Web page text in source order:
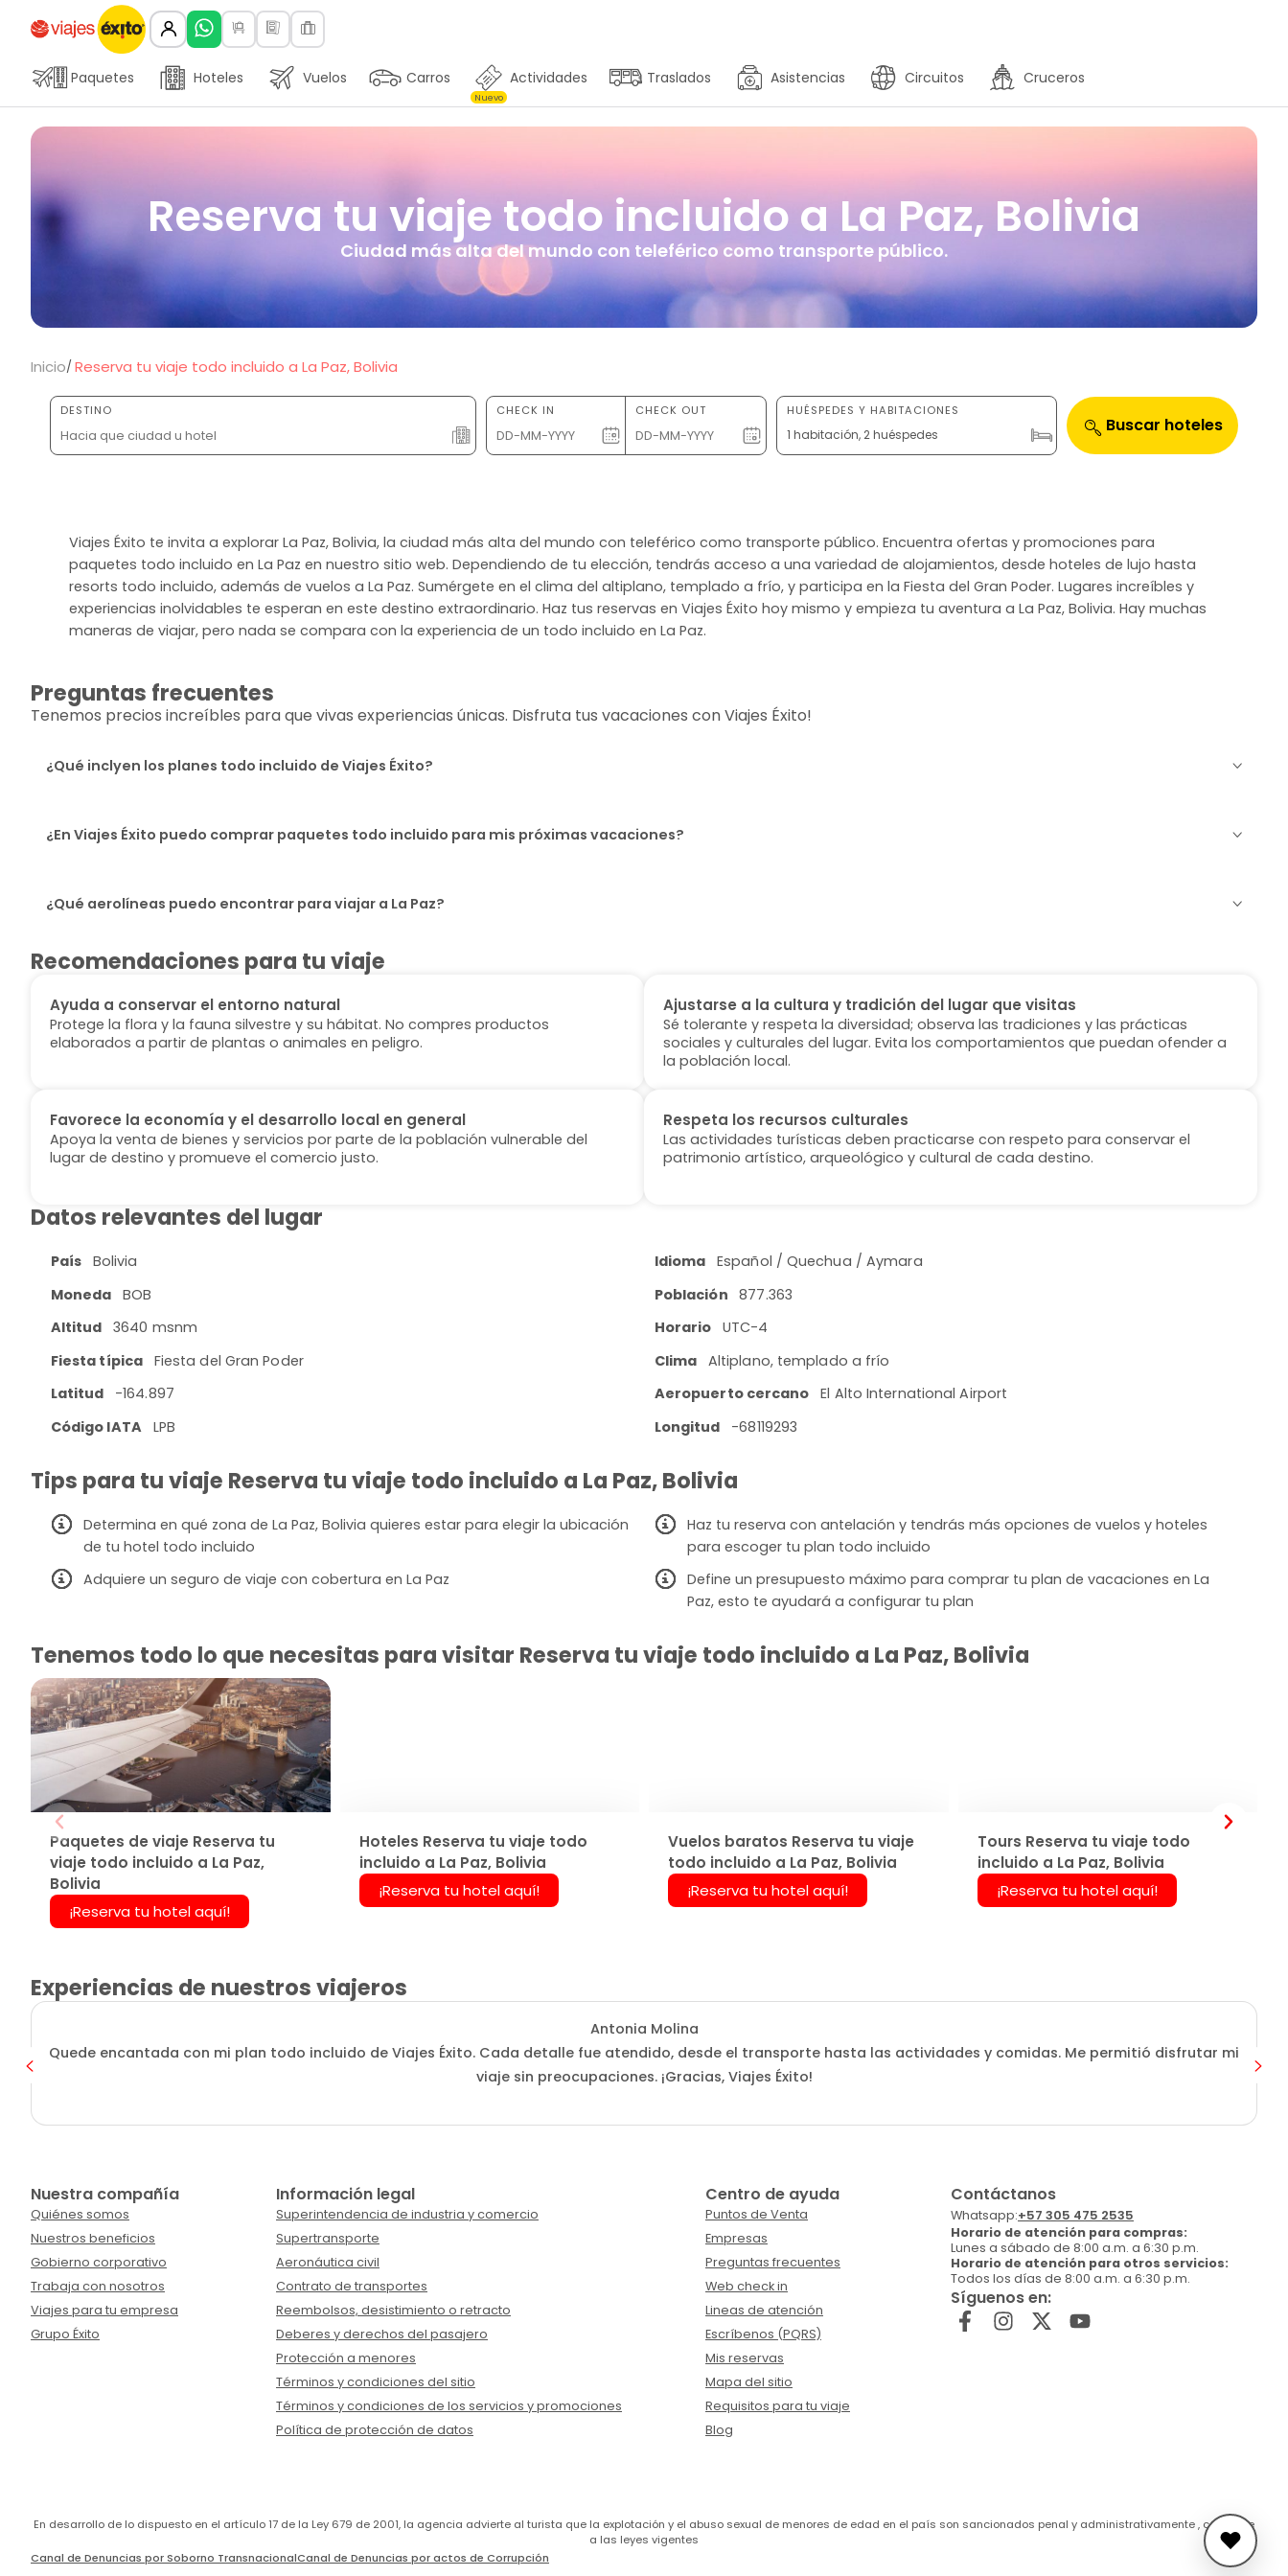
Paquetes Hoteles Vuelos Carros Actividades
Nuevo
Traslados Asistencias Circuitos Cruceros
Reserva tu viaje todo incluido a La Paz, Bolivia
Ciudad más alta del mundo con teleférico como transporte público.
Inicio Reserva tu viaje todo incluido a La Paz, Bolivia
DESTINO CHECK IN CHECK OUT HUÉSPEDES Y HABITACIONES
1 habitación, 2 huéspedes Buscar hoteles
Viajes Éxito te invita a explorar La Paz, Bolivia, la ciudad más alta del mundo con teleférico como transporte público. Encuentra ofertas y promociones para
paquetes todo incluido en La Paz en nuestro sitio web. Dependiendo de tu elección, tendrás acceso a una variedad de alojamientos, desde hoteles de lujo hasta
resorts todo incluido, además de vuelos a La Paz. Sumérgete en el clima del altiplano, templado a frío, y participa en la Fiesta del Gran Poder. Lugares increíbles y
experiencias inolvidables te esperan en este destino extraordinario. Haz tus reservas en Viajes Éxito hoy mismo y empieza tu aventura a La Paz, Bolivia. Hay muchas
maneras de viajar, pero nada se compara con la experiencia de un todo incluido en La Paz.
Preguntas frecuentes
Tenemos precios increíbles para que vivas experiencias únicas. Disfruta tus vacaciones con Viajes Éxito!
¿Qué inclyen los planes todo incluido de Viajes Éxito?
¿En Viajes Éxito puedo comprar paquetes todo incluido para mis próximas vacaciones?
¿Qué aerolíneas puedo encontrar para viajar a La Paz?
Recomendaciones para tu viaje
Ayuda a conservar el entorno natural
Protege la flora y la fauna silvestre y su hábitat. No compres productos
elaborados a partir de plantas o animales en peligro.
Ajustarse a la cultura y tradición del lugar que visitas
Sé tolerante y respeta la diversidad; observa las tradiciones y las prácticas
sociales y culturales del lugar. Evita los comportamientos que puedan ofender a
la población local.
Favorece la economía y el desarrollo local en general
Apoya la venta de bienes y servicios por parte de la población vulnerable del
lugar de destino y promueve el comercio justo.
Respeta los recursos culturales
Las actividades turísticas deben practicarse con respeto para conservar el
patrimonio artístico, arqueológico y cultural de cada destino.
Datos relevantes del lugar
País Bolivia Idioma Español / Quechua / Aymara
Moneda BOB Población
877.363
Altitud
3640 msnm Horario
UTC-4
Fiesta típica Fiesta del Gran Poder Clima Altiplano, templado a frío
Latitud
-164.897 Aeropuerto cercano
El Alto International Airport
Código IATA
LPB Longitud -68119293
Tips para tu viaje Reserva tu viaje todo incluido a La Paz, Bolivia
Determina en qué zona de La Paz, Bolivia quieres estar para elegir la ubicación
de tu hotel todo incluido
Haz tu reserva con antelación y tendrás más opciones de vuelos y hoteles
para escoger tu plan todo incluido
Adquiere un seguro de viaje con cobertura en La Paz
Define un presupuesto máximo para comprar tu plan de vacaciones en La
Paz, esto te ayudará a configurar tu plan
Tenemos todo lo que necesitas para visitar Reserva tu viaje todo incluido a La Paz, Bolivia
Paquetes de viaje Reserva tu
viaje todo incluido a La Paz,
Bolivia
¡Reserva tu hotel aquí!
Hoteles Reserva tu viaje todo
incluido a La Paz, Bolivia
¡Reserva tu hotel aquí!
Vuelos baratos Reserva tu viaje
todo incluido a La Paz, Bolivia
¡Reserva tu hotel aquí!
Tours Reserva tu viaje todo
incluido a La Paz, Bolivia
¡Reserva tu hotel aquí!
Experiencias de nuestros viajeros
Antonia Molina
Quede encantada con mi plan todo incluido de Viajes Éxito. Cada detalle fue atendido, desde el transporte hasta las actividades y comidas. Me permitió disfrutar mi
viaje sin preocupaciones. ¡Gracias, Viajes Éxito!
Nuestra compañía
Quiénes somos
Nuestros beneficios
Gobierno corporativo
Trabaja con nosotros
Viajes para tu empresa
Grupo Éxito
Información legal
Superintendencia de industria y comercio
Supertransporte
Aeronáutica civil
Contrato de transportes
Reembolsos, desistimiento o retracto
Deberes y derechos del pasajero
Protección a menores
Términos y condiciones del sitio
Términos y condiciones de los servicios y promociones
Política de protección de datos
Centro de ayuda
Puntos de Venta
Empresas
Preguntas frecuentes
Web check in
Lineas de atención
Escríbenos (PQRS)
Mis reservas
Mapa del sitio
Requisitos para tu viaje
Blog
Contáctanos
Whatsapp:+57 305 475 2535
Horario de atención para compras:
Lunes a sábado de 8:00 a.m. a 6:30 p.m.
Horario de atención para otros servicios:
Todos los días de 8:00 a.m. a 6:30 p.m.
Síguenos en:
En desarrollo de lo dispuesto en el artículo 17 de la Ley 679 de 2001, la agencia advierte al turista que la explotación y el abuso sexual de menores de edad en el país son sancionados penal y administrativamente , conforme
a las leyes vigentes
Canal de Denuncias por Soborno TransnacionalCanal de Denuncias por actos de Corrupción